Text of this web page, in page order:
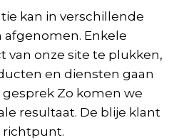
kan in verschillende
Enkele
van onze site te plukken,
en diensten gaan
Zo komen we
resultaat. De blije klant
richtpunt.